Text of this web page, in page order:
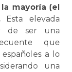
mayoría (el
Esta elevada
de ser una
que
a lo
una